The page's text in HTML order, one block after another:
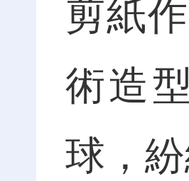
剪紙
術造
球，